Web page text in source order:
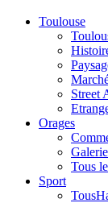
Toulouse
Street
Orages
Tous
Sport
Tous